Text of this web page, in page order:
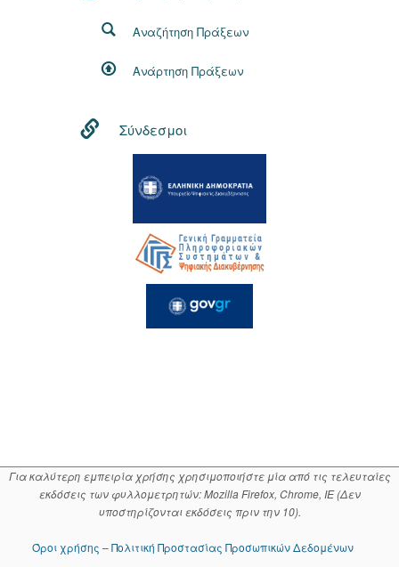
Αναζήτηση Πράξεων
Ανάρτηση Πράξεων
Σύνδεσμοι
Για καλύτερη εμπειρία χρήσης χρησιμοποιήστε μία από τις τελευταίες
εκδόσεις των φυλλομετρητών: Mozilla Firefox, Chrome, IE (Δεν
υποστηρίζονται εκδόσεις πριν την 10).
Όροι χρήσης – Πολιτική Προστασίας Προσωπικών Δεδομένων